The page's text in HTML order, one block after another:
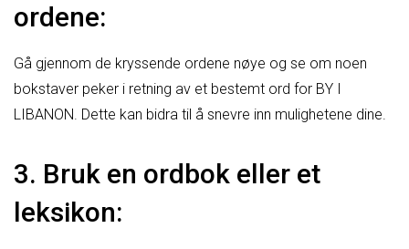
ordene:
Gå gjennom de kryssende ordene nøye og se om noen
bokstaver peker i retning av et bestemt ord for BY I
LIBANON. Dette kan bidra til å snevre inn mulighetene dine.
3. Bruk en ordbok eller et
leksikon: